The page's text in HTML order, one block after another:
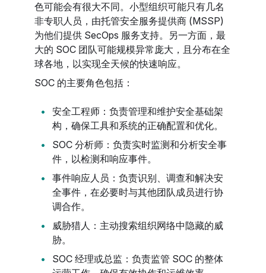
色可能会有很大不同。小型组织可能只有几名
非专职人员，由托管安全服务提供商 (MSSP)
为他们提供 SecOps 服务支持。另一方面，最
大的 SOC 团队可能规模异常庞大，且分布在全
球各地，以实现全天候的快速响应。
SOC 的主要角色包括：
安全工程师：负责管理和维护安全基础架
构，确保工具和系统的正确配置和优化。
SOC 分析师：负责实时监测和分析安全事
件，以检测和响应事件。
事件响应人员：负责识别、调查和解决安
全事件，在必要时与其他团队成员进行协
调合作。
威胁猎人：主动搜索组织网络中隐藏的威
胁。
SOC 经理或总监：负责监管 SOC 的整体